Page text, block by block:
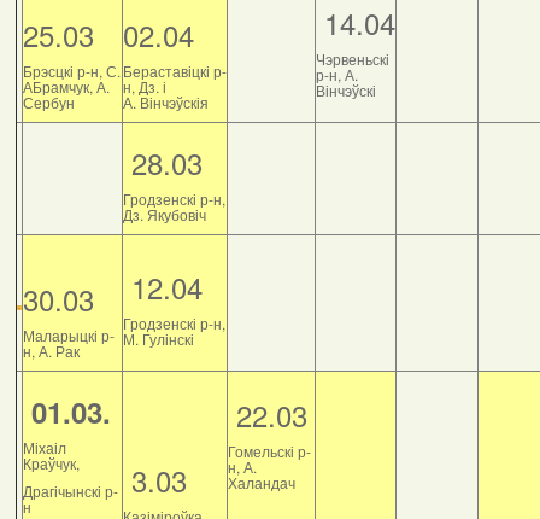
25.03
Брэсцкі р-н, С.
АБрамчук, А.
Сербун
02.04
Бераставіцкі р-
н, Дз. і
А. Вінчэўскія
14.04
Чэрвеньскі
р-н, А.
Вінчэўскі
28.03
Гродзенскі р-н,
Дз. Якубовіч
30.03
Маларыцкі р-
н, А. Рак
12.04
Гродзенскі р-н,
М. Гулінскі
01.03.
Міхаіл
Краўчук,
Драгічынскі р-
н
3.03
22.03
Гомельскі р-
н, А.
Халандач